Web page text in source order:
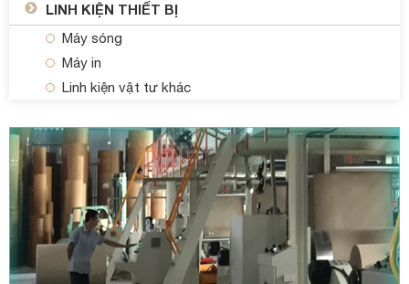
LINH KIỆN THIẾT BỊ
Máy sóng
Máy in
Linh kiện vật tư khác